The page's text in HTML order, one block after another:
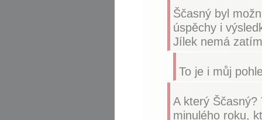
Ščasný byl
úspěchy i
Jílek nemá
To je i můj
A který Ščasný?
minulého roku,